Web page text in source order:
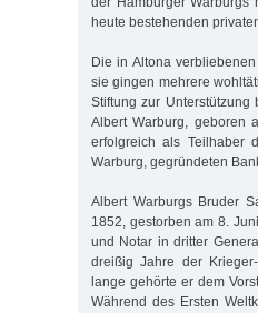
heute bestehenden
Die in Altona
sie gingen mehrere
Stiftung zur Unterstützung
Albert Warburg, geboren
erfolgreich als Teilhaber
Warburg, gegründeten
Albert Warburgs Bruder
1852, gestorben am 8.
und Notar in dritter
dreißig Jahre der
lange gehörte er dem
Während des Ersten